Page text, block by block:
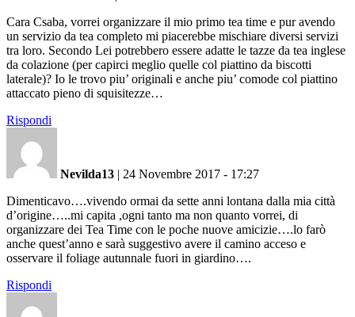
Cara Csaba, vorrei organizzare il mio primo tea time e pur avendo
un servizio da tea completo mi piacerebbe mischiare diversi servizi
tra loro. Secondo Lei potrebbero essere adatte le tazze da tea inglese
da colazione (per capirci meglio quelle col piattino da biscotti
laterale)? Io le trovo piu’ originali e anche piu’ comode col piattino
attaccato pieno di squisitezze…
Rispondi
Nevilda13 | 24 Novembre 2017 - 17:27
Dimenticavo….vivendo ormai da sette anni lontana dalla mia città
d’origine…..mi capita ,ogni tanto ma non quanto vorrei, di
organizzare dei Tea Time con le poche nuove amicizie….lo farò
anche quest’anno e sarà suggestivo avere il camino acceso e
osservare il foliage autunnale fuori in giardino….
Rispondi